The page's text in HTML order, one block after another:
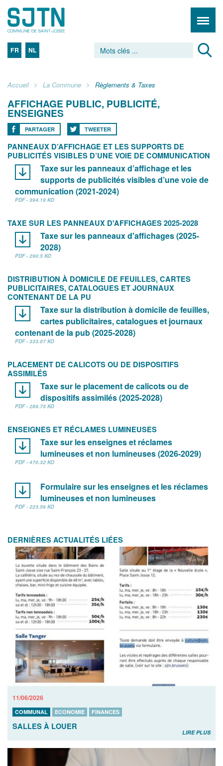
FR NL
Accueil La Commune Règlements & Taxes
AFFICHAGE PUBLIC, PUBLICITÉ,
ENSEIGNES
PARTAGER TWEETER
PANNEAUX D’AFFICHAGE ET LES SUPPORTS DE
PUBLICITÉS VISIBLES D’UNE VOIE DE COMMUNICATION
Taxe sur les panneaux d’affichage et les
supports de publicités visibles d’une voie de
communication (2021-2024)
PDF - 394.19 KO
TAXE SUR LES PANNEAUX D'AFFICHAGES 2025-2028
Taxe sur les panneaux d'affichages (2025-
2028)
PDF - 290.5 KO
DISTRIBUTION À DOMICILE DE FEUILLES, CARTES
PUBLICITAIRES, CATALOGUES ET JOURNAUX
CONTENANT DE LA PU
Taxe sur la distribution à domicile de feuilles,
cartes publicitaires, catalogues et journaux
contenant de la pub (2025-2028)
PDF - 333.07 KO
PLACEMENT DE CALICOTS OU DE DISPOSITIFS
ASSIMILÉS
Taxe sur le placement de calicots ou de
dispositifs assimilés (2025-2028)
PDF - 289.75 KO
ENSEIGNES ET RÉCLAMES LUMINEUSES
Taxe sur les enseignes et réclames
lumineuses et non lumineuses (2026-2029)
PDF - 470.32 KO
Formulaire sur les enseignes et les réclames
lumineuses et non lumineuses
PDF - 223.56 KO
DERNIÈRES ACTUALITÉS LIÉES
11/06/2026
COMMUNAL ECONOMIE FINANCES
SALLES À LOUER
LIRE PLUS